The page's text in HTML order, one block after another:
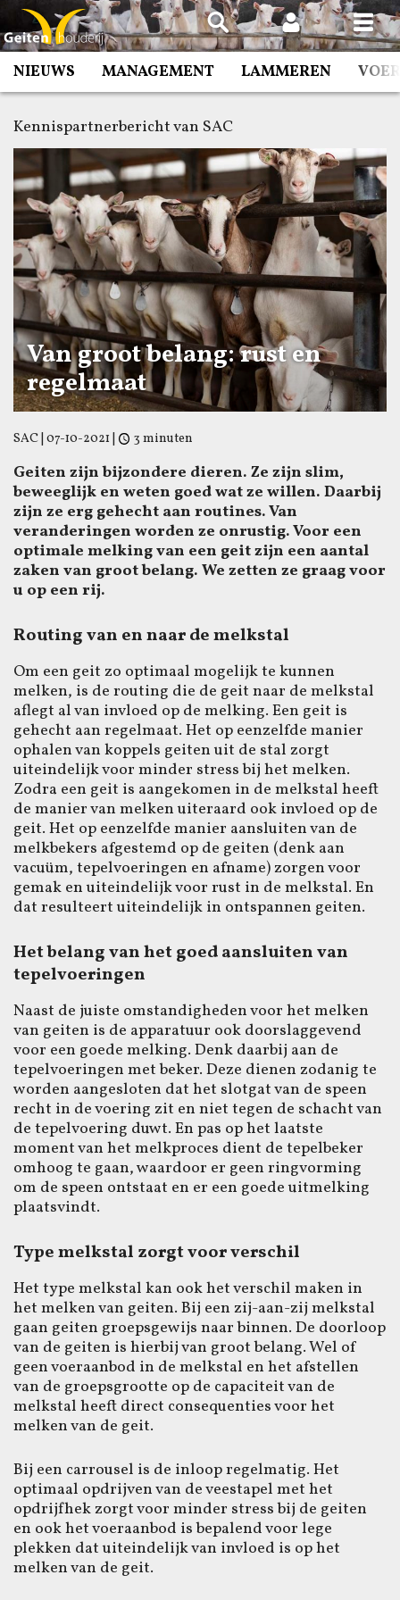
Spring
naar
inhoud
NIEUWS MANAGEMENT LAMMEREN
Kennispartnerbericht van SAC
Van groot belang: rust en
regelmaat
SAC 07-10-2021 3 minuten
Geiten zijn bijzondere dieren. Ze zijn slim,
beweeglijk en weten goed wat ze willen. Daarbij
zijn ze erg gehecht aan routines. Van
veranderingen worden ze onrustig. Voor een
optimale melking van een geit zijn een aantal
zaken van groot belang. We zetten ze graag voor
u op een rij.
Routing van en naar de melkstal
Om een geit zo optimaal mogelijk te kunnen
melken, is de routing die de geit naar de melkstal
aflegt al van invloed op de melking. Een geit is
gehecht aan regelmaat. Het op eenzelfde manier
ophalen van koppels geiten uit de stal zorgt
uiteindelijk voor minder stress bij het melken.
Zodra een geit is aangekomen in de melkstal heeft
de manier van melken uiteraard ook invloed op de
geit. Het op eenzelfde manier aansluiten van de
melkbekers afgestemd op de geiten (denk aan
vacuüm, tepelvoeringen en afname) zorgen voor
gemak en uiteindelijk voor rust in de melkstal. En
dat resulteert uiteindelijk in ontspannen geiten.
Het belang van het goed aansluiten van
tepelvoeringen
Naast de juiste omstandigheden voor het melken
van geiten is de apparatuur ook doorslaggevend
voor een goede melking. Denk daarbij aan de
tepelvoeringen met beker. Deze dienen zodanig te
worden aangesloten dat het slotgat van de speen
recht in de voering zit en niet tegen de schacht van
de tepelvoering duwt. En pas op het laatste
moment van het melkproces dient de tepelbeker
omhoog te gaan, waardoor er geen ringvorming
om de speen ontstaat en er een goede uitmelking
plaatsvindt.
Type melkstal zorgt voor verschil
Het type melkstal kan ook het verschil maken in
het melken van geiten. Bij een zij-aan-zij melkstal
gaan geiten groepsgewijs naar binnen. De doorloop
van de geiten is hierbij van groot belang. Wel of
geen voeraanbod in de melkstal en het afstellen
van de groepsgrootte op de capaciteit van de
melkstal heeft direct consequenties voor het
melken van de geit.
Bij een carrousel is de inloop regelmatig. Het
optimaal opdrijven van de veestapel met het
opdrijfhek zorgt voor minder stress bij de geiten
en ook het voeraanbod is bepalend voor lege
plekken dat uiteindelijk van invloed is op het
melken van de geit.